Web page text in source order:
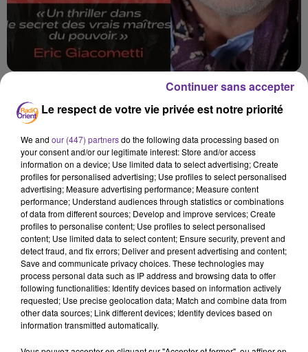
Henri Vernet
Big Machiavel
Buchet Chastel
2 août 2025 - 18 min 23 sec
HENRI VERNET, “BIG MACHIAVEL”, ÉDITIONS
BUCHET CHASTEL
Loïc Barrière
La Bibliothèque de Radio Orient du samedi 2 août 2025
L’invité de la Bibliothèque de Radio Orient est Henri
Vernet pour “Big Machiavel” aux éditions Buchet
Le respect de votre vie privée est notre priorité
We and our (447) partnersdo the following data processing based on
your consent and/or our legitimate interest: Store and/or access
information on a device; Use limited data to select advertising; Create
profiles for personalised advertising; Use profiles to select personalised
advertising; Measure advertising performance; Measure content
performance; Understand audiences through statistics or combinations
of data from different sources; Develop and improve services; Create
profiles to personalise content; Use profiles to select personalised
content; Use limited data to select content; Ensure security, prevent and
detect fraud, and fix errors; Deliver and present advertising and content;
Save and communicate privacy choices. These technologies may
process personal data such as IP address and browsing data to offer
following functionalities: Identify devices based on information actively
requested; Use precise geolocation data; Match and combine data from
other data sources; Link different devices; Identify devices based on
information transmitted automatically.
Continuer sans accepter